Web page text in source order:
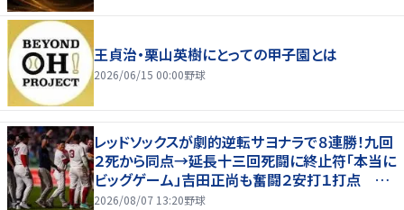
王貞治・栗山英樹にとっての甲子園とは
2026/06/15 00:00野球
レッドソックスが劇的逆転サヨナラで８連勝！九回
２死から同点→延長十三回死闘に終止符「本当に
ビッグゲーム」吉田正尚も奮闘２安打１打点 本
拠地熱狂
2026/08/07 13:20野球